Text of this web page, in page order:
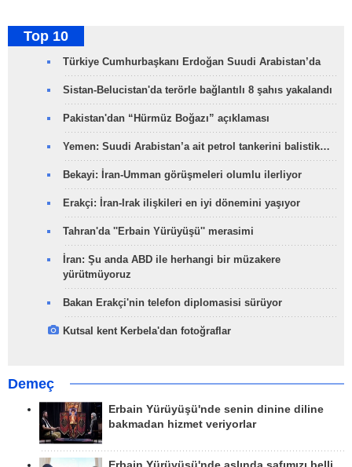
Top 10
Türkiye Cumhurbaşkanı Erdoğan Suudi Arabistan’da
Sistan-Belucistan'da terörle bağlantılı 8 şahıs yakalandı
Pakistan'dan “Hürmüz Boğazı” açıklaması
Yemen: Suudi Arabistan’a ait petrol tankerini balistik…
Bekayi: İran-Umman görüşmeleri olumlu ilerliyor
Erakçi: İran-Irak ilişkileri en iyi dönemini yaşıyor
Tahran'da ''Erbain Yürüyüşü'' merasimi
İran: Şu anda ABD ile herhangi bir müzakere
yürütmüyoruz
Bakan Erakçi'nin telefon diplomasisi sürüyor
Kutsal kent Kerbela'dan fotoğraflar
Demeç
Erbain Yürüyüşü'nde senin dinine diline
bakmadan hizmet veriyorlar